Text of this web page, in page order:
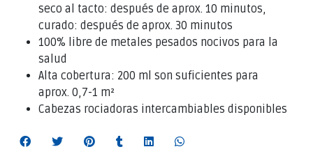
seco al tacto: después de aprox. 10 minutos,
curado: después de aprox. 30 minutos
100% libre de metales pesados nocivos para la
salud
Alta cobertura: 200 ml son suficientes para
aprox. 0,7-1 m²
Cabezas rociadoras intercambiables disponibles